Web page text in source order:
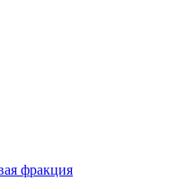
фракция